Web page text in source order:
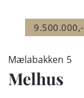
9.500.000,-
Mælabakken 5
Melhus